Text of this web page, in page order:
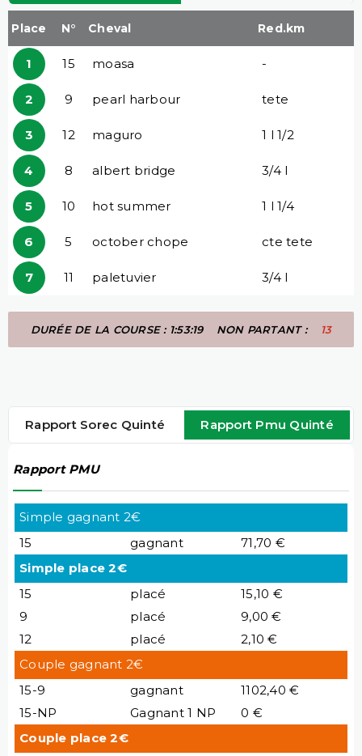
Place N° Cheval Red.km
1 15 moasa -
2 9 pearl harbour tete
3 12 maguro 1 l 1/2
4 8 albert bridge 3/4 l
5 10 hot summer 1 l 1/4
6 5 october chope cte tete
7 11 paletuvier 3/4 l
DURÉE DE LA COURSE : 1:53:19 NON PARTANT : 13
Rapport Sorec Quinté Rapport Pmu Quinté
Rapport PMU
Simple gagnant 2€
15
gagnant
71,70 €
Simple place 2€
15
placé
15,10 €
9
placé
9,00 €
12
placé
2,10 €
Couple gagnant 2€
15-9
gagnant
1102,40 €
15-NP
Gagnant 1 NP
0 €
Couple place 2€